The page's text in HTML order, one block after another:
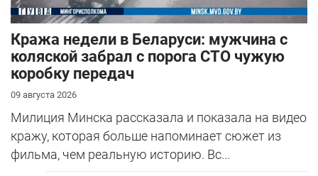
Кража недели в Беларуси: мужчина с
коляской забрал с порога СТО чужую
коробку передач
09 августа 2026
Милиция Минска рассказала и показала на видео
кражу, которая больше напоминает сюжет из
фильма, чем реальную историю. Вс...